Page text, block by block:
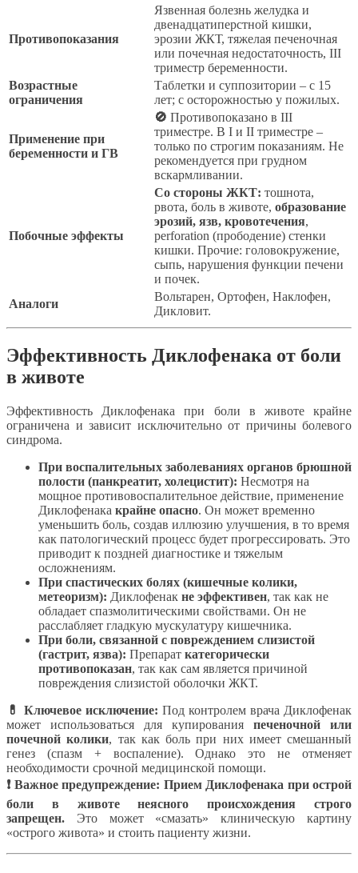
Противопоказания
Язвенная болезнь желудка и
двенадцатиперстной кишки,
эрозии ЖКТ, тяжелая печеночная
или почечная недостаточность, III
триместр беременности.
Возрастные
ограничения
Таблетки и суппозитории – с 15
лет; с осторожностью у пожилых.
Применение при
беременности и ГВ
🚫 Противопоказано в III
триместре. В I и II триместре –
только по строгим показаниям. Не
рекомендуется при грудном
вскармливании.
Побочные эффекты
Со стороны ЖКТ: тошнота,
рвота, боль в животе, образование
эрозий, язв, кровотечения,
perforation (прободение) стенки
кишки. Прочие: головокружение,
сыпь, нарушения функции печени
и почек.
Аналоги
Вольтарен, Ортофен, Наклофен,
Дикловит.
Эффективность Диклофенака от боли
в животе
Эффективность Диклофенака при боли в животе крайне
ограничена и зависит исключительно от причины болевого
синдрома.
При воспалительных заболеваниях органов брюшной
полости (панкреатит, холецистит): Несмотря на
мощное противовоспалительное действие, применение
Диклофенака крайне опасно. Он может временно
уменьшить боль, создав иллюзию улучшения, в то время
как патологический процесс будет прогрессировать. Это
приводит к поздней диагностике и тяжелым
осложнениям.
При спастических болях (кишечные колики,
метеоризм): Диклофенак не эффективен, так как не
обладает спазмолитическими свойствами. Он не
расслабляет гладкую мускулатуру кишечника.
При боли, связанной с повреждением слизистой
(гастрит, язва): Препарат категорически
противопоказан, так как сам является причиной
повреждения слизистой оболочки ЖКТ.
💊 Ключевое исключение: Под контролем врача Диклофенак
может использоваться для купирования печеночной или
почечной колики, так как боль при них имеет смешанный
генез (спазм + воспаление). Однако это не отменяет
необходимости срочной медицинской помощи.
❗ Важное предупреждение: Прием Диклофенака при острой
боли в животе неясного происхождения строго
запрещен. Это может «смазать» клиническую картину
«острого живота» и стоить пациенту жизни.